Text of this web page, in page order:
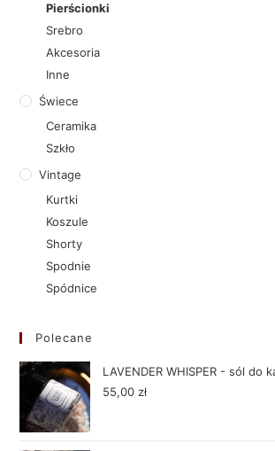
Pierścionki
Srebro
Akcesoria
Inne
Świece
Ceramika
Szkło
Vintage
Kurtki
Koszule
Shorty
Spodnie
Spódnice
Polecane
LAVENDER WHISPER - sól do
55,00 zł